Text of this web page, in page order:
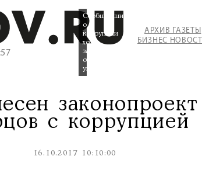
АРХИВ ГАЗЕТЫ
БИЗНЕС
Сообщивших
о
коррупции
хотят
защитить
от
увольнения.
с коррупцией
16.10.2017 10:10:00